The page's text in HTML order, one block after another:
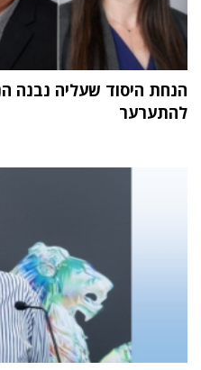
הנחת היסוד שעליה נבנה
להתערער